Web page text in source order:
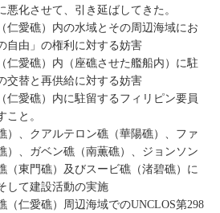
化させて、引き延ばしてきた。
仁愛礁）内の水域とその周辺海域にお
自由」の権利に対する妨害
仁愛礁）内（座礁させた艦船内）に駐
交替と再供給に対する妨害
仁愛礁）内に駐留するフィリピン要員
と。
）、クアルテロン礁（華陽礁）、ファ
）、ガベン礁（南薫礁）、ジョンソン
（東門礁）及びスービ礁（渚碧礁）に
して建設活動の実施
（仁愛礁）周辺海域でのUNCLOS第298